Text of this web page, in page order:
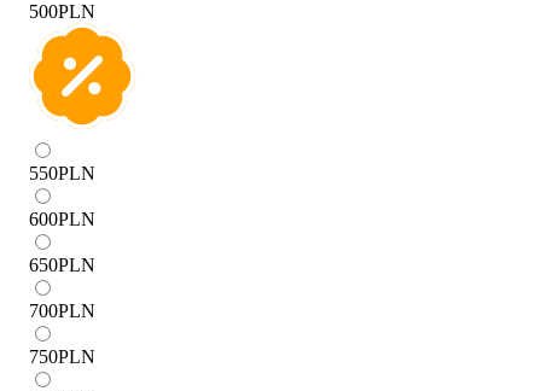
500PLN
550PLN
600PLN
650PLN
700PLN
750PLN